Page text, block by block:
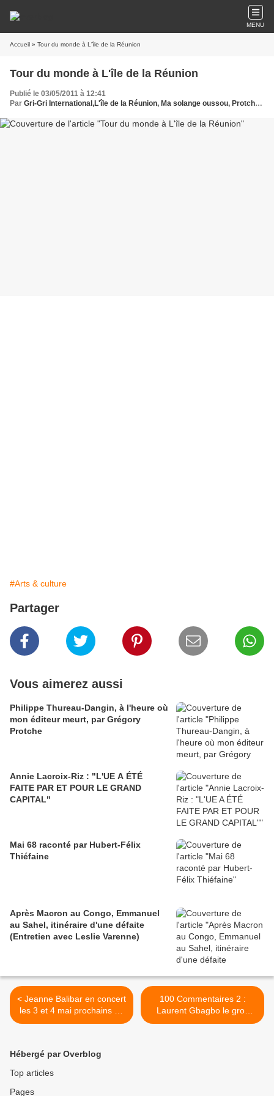
MENU
Accueil » Tour du monde à L'île de la Réunion
Tour du monde à L'île de la Réunion
Publié le 03/05/2011 à 12:41
Par Gri-Gri International,L'île de la Réunion, Ma solange oussou, Protche, France, Afrique
#Arts & culture
Partager
Vous aimerez aussi
Philippe Thureau-Dangin, à l'heure où
mon éditeur meurt, par Grégory
Protche
Annie Lacroix-Riz : "L'UE A ÉTÉ
FAITE PAR ET POUR LE GRAND
CAPITAL"
Mai 68 raconté par Hubert-Félix
Thiéfaine
Après Macron au Congo, Emmanuel
au Sahel, itinéraire d'une défaite
(Entretien avec Leslie Varenne)
< Jeanne Balibar en concert
les 3 et 4 mai prochains au
théâtre des Trois Baudets à
100 Commentaires 2 :
Laurent Gbagbo le gros
bizou >
Hébergé par Overblog
Top articles
Pages